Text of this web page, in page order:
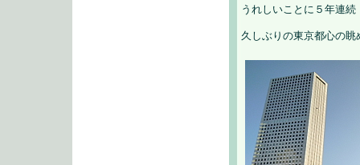
うれしいことに５年連
久しぶりの東京都心の眺